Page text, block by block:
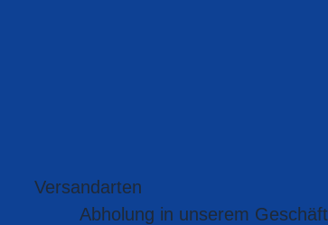
Versandarten
Abholung in unserem Geschäft